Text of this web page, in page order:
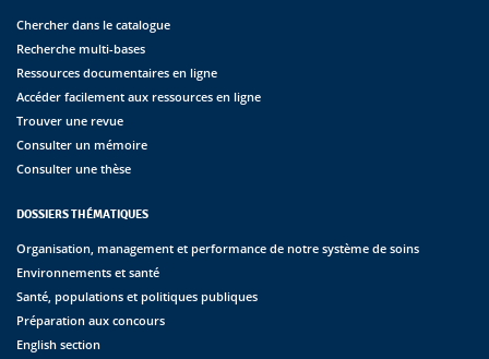
Chercher dans le catalogue
Recherche multi-bases
Ressources documentaires en ligne
Accéder facilement aux ressources en ligne
Trouver une revue
Consulter un mémoire
Consulter une thèse
DOSSIERS THÉMATIQUES
Organisation, management et performance de notre système de soins
Environnements et santé
Santé, populations et politiques publiques
Préparation aux concours
English section